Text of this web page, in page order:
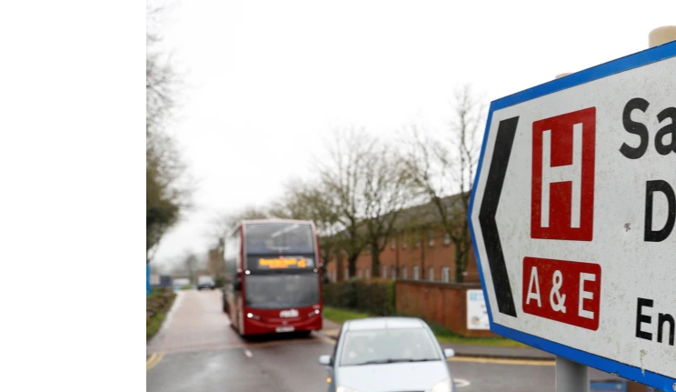
УКРАЇНСЬКА ПРОБЛЕМА КРИМУ